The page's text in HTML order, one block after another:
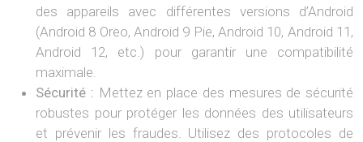
des appareils avec différentes versions d’Android
(Android 8 Oreo, Android 9 Pie, Android 10, Android 11,
Android 12, etc.) pour garantir une compatibilité
maximale.
Sécurité : Mettez en place des mesures de sécurité
robustes pour protéger les données des utilisateurs
et prévenir les fraudes. Utilisez des protocoles de